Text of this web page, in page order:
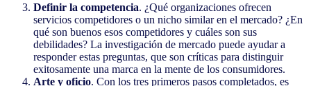
Definir la competencia. ¿Qué organizaciones ofrecen
servicios competidores o un nicho similar en el mercado? ¿En
qué son buenos esos competidores y cuáles son sus
debilidades? La investigación de mercado puede ayudar a
responder estas preguntas, que son críticas para distinguir
exitosamente una marca en la mente de los consumidores.
Arte y oficio. Con los tres primeros pasos completados, es